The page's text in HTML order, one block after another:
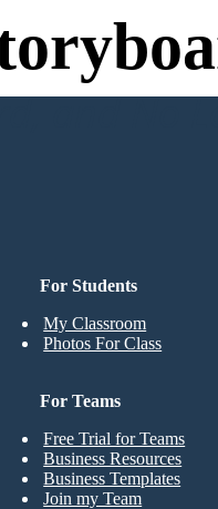
and No
For Students
My Classroom
Photos For Class
For Teams
Free Trial for Teams
Business Resources
Business Templates
Join my Team